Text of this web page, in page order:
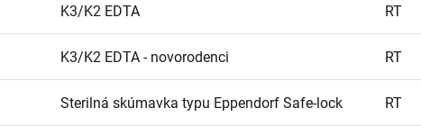
K3/K2 EDTA RT
K3/K2 EDTA - novorodenci RT
Sterilná skúmavka typu Eppendorf Safe-lock RT